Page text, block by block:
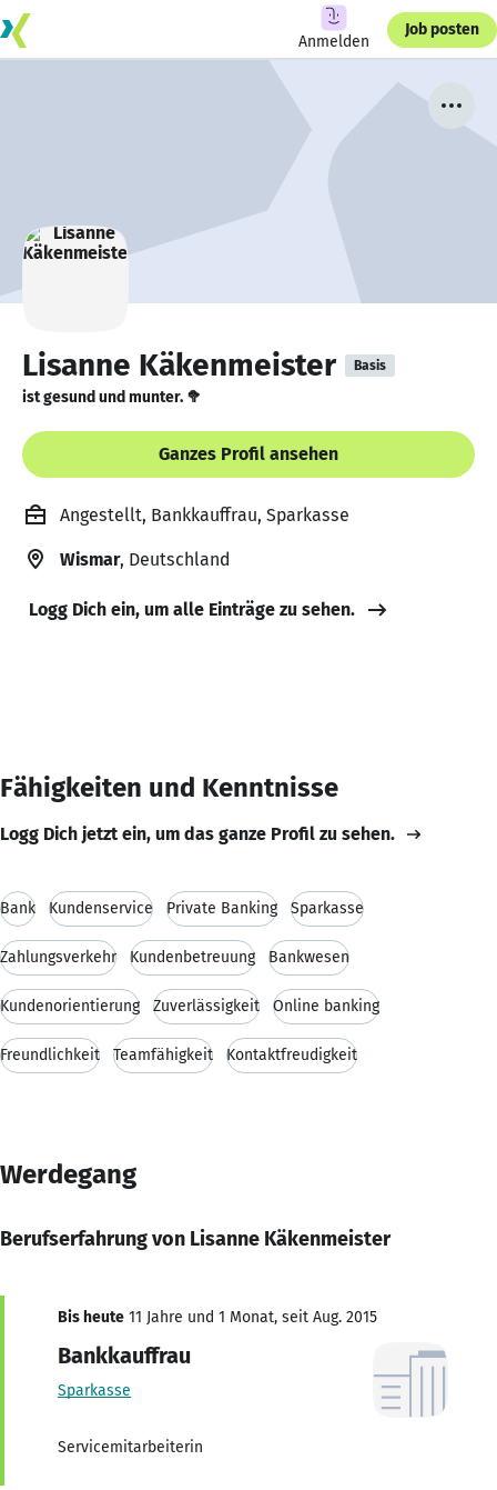
Anmelden
Job posten
Lisanne Käkenmeister Basis
ist gesund und munter. 🥦
Ganzes Profil ansehen
Angestellt, Bankkauffrau, Sparkasse
Wismar, Deutschland
Logg Dich ein, um alle Einträge zu sehen.
Fähigkeiten und Kenntnisse
Logg Dich jetzt ein, um das ganze Profil zu sehen.
Bank Kundenservice Private Banking Sparkasse
Zahlungsverkehr Kundenbetreuung Bankwesen
Kundenorientierung Zuverlässigkeit Online banking
Freundlichkeit Teamfähigkeit Kontaktfreudigkeit
Werdegang
Berufserfahrung von Lisanne Käkenmeister
Bis heute 11 Jahre und 1 Monat, seit Aug. 2015
Bankkauffrau
Sparkasse
Servicemitarbeiterin